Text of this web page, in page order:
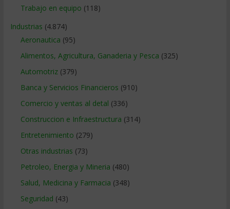
Trabajo en equipo (118)
Industrias (4.874)
Aeronautica (95)
Alimentos, Agricultura, Ganaderia y Pesca (325)
Automotriz(379)
Banca y Servicios Financieros (910)
Comercio y ventas al detal (336)
Construccion e Infraestructura (314)
Entretenimiento (279)
Otras industrias (73)
Petroleo, Energia y Mineria (480)
Salud, Medicina y Farmacia (348)
Seguridad (43)